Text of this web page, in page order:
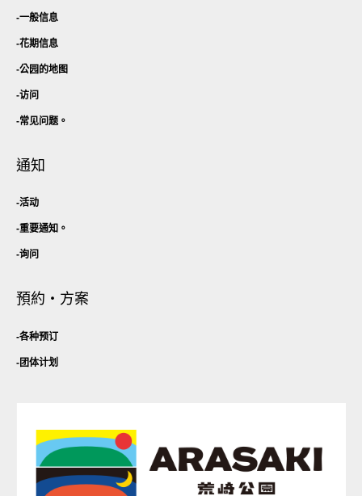
一般信息
花期信息
公园的地图
访问
常见问题。
通知
活动
重要通知。
询问
預約・方案
各种预订
团体计划